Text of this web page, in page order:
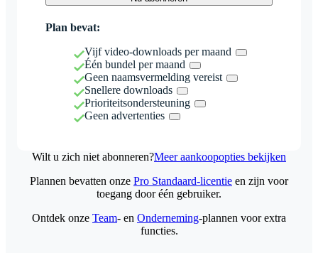
Plan bevat:
Vijf video-downloads per maand
Één bundel per maand
Geen naamsvermelding vereist
Snellere downloads
Prioriteitsondersteuning
Geen advertenties
Wilt u zich niet abonneren?Meer aankoopopties bekijken
Plannen bevatten onze Pro Standaard-licentie en zijn voor
toegang door één gebruiker.
Ontdek onze Team- en Onderneming-plannen voor extra
functies.